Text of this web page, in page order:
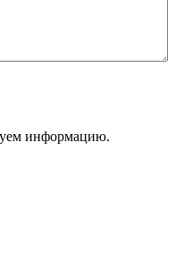
информацию.